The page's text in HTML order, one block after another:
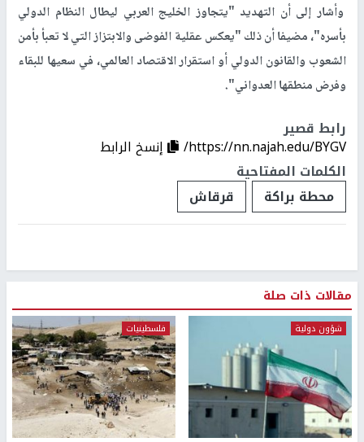
وأشار إلى أن التهديد "يتجاوز الخليج العربي ليطال النظام الدولي
بأسره"، مضيفا أن ذلك "يعكس عقلية الفوضى والابتزاز التي لا تعبأ بأمن
الشعوب والقانون الدولي أو استقرار الاقتصاد العالمي، في سعيها للبقاء
وفرض منطقها العدواني".
رابط قصير
https://nn.najah.edu/BYGV/
إنسخ الرابط
الكلمات المفتاحية
محطة براكة
قرقاش
مقالات ذات صلة
شؤون دولية فلسطينيات